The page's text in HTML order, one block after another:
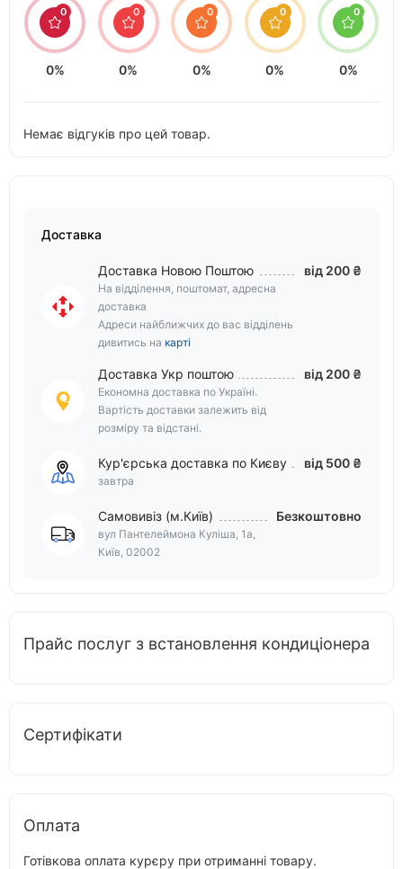
0
0%
0
0%
0
0%
0
0%
0
0%
Немає відгуків про цей товар.
Доставка
Доставка Новою Поштою
На відділення, поштомат, адресна
доставка
Адреси найближчих до вас відділень
дивитись на карті
від 200 ₴
Доставка Укр поштою
Економна доставка по Україні.
Вартість доставки залежить від
розміру та відстані.
від 200 ₴
Кур'єрська доставка по Києву
завтра
від 500 ₴
Самовивіз (м.Київ)
вул Пантелеймона Куліша, 1а,
Київ, 02002
Безкоштовно
Прайс послуг з встановлення кондиціонера
Сертифікати
Оплата
Готівкова оплата курєру при отриманні товару.